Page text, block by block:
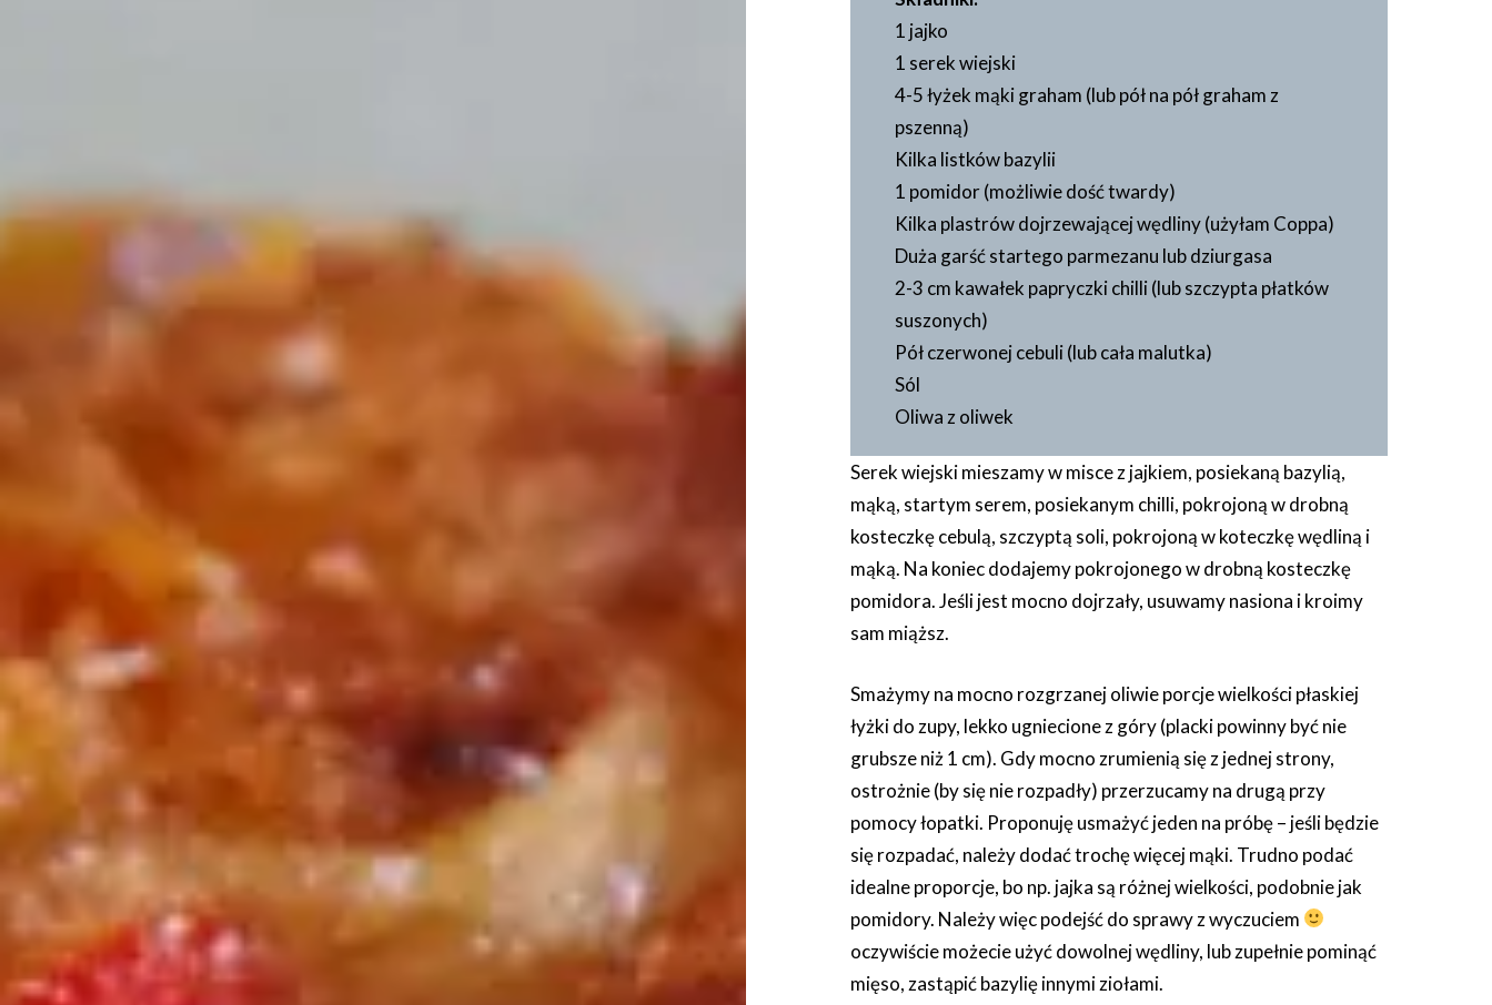
1 jajko
1 serek wiejski
4-5 łyżek mąki graham (lub pół na pół graham z
pszenną)
Kilka listków bazylii
1 pomidor (możliwie dość twardy)
Kilka plastrów dojrzewającej wędliny (użyłam Coppa)
Duża garść startego parmezanu lub dziurgasa
2-3 cm kawałek papryczki chilli (lub szczypta płatków
suszonych)
Pół czerwonej cebuli (lub cała malutka)
Sól
Oliwa z oliwek
Serek wiejski mieszamy w misce z jajkiem, posiekaną bazylią,
mąką, startym serem, posiekanym chilli, pokrojoną w drobną
kosteczkę cebulą, szczyptą soli, pokrojoną w koteczkę wędliną i
mąką. Na koniec dodajemy pokrojonego w drobną kosteczkę
pomidora. Jeśli jest mocno dojrzały, usuwamy nasiona i kroimy
sam miąższ.
Smażymy na mocno rozgrzanej oliwie porcje wielkości płaskiej
łyżki do zupy, lekko ugniecione z góry (placki powinny być nie
grubsze niż 1 cm). Gdy mocno zrumienią się z jednej strony,
ostrożnie (by się nie rozpadły) przerzucamy na drugą przy
pomocy łopatki. Proponuję usmażyć jeden na próbę – jeśli będzie
się rozpadać, należy dodać trochę więcej mąki. Trudno podać
idealne proporcje, bo np. jajka są różnej wielkości, podobnie jak
pomidory. Należy więc podejść do sprawy z wyczuciem
oczywiście możecie użyć dowolnej wędliny, lub zupełnie pominąć
mięso, zastąpić bazylię innymi ziołami.